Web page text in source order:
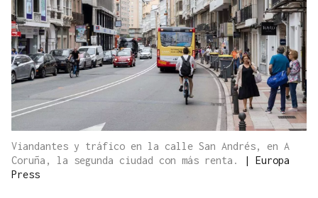
Viandantes y tráfico en la calle San Andrés, en A
Coruña, la segunda ciudad con más renta.
| Europa
Press